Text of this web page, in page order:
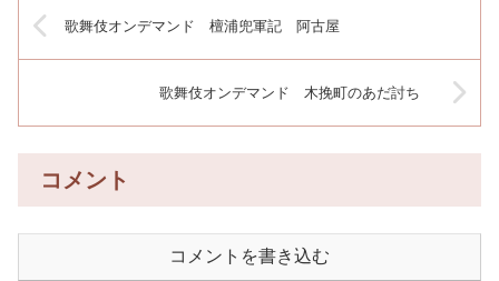
歌舞伎オンデマンド 檀浦兜軍記 阿古屋
歌舞伎オンデマンド 木挽町のあだ討ち
コメント
コメントを書き込む